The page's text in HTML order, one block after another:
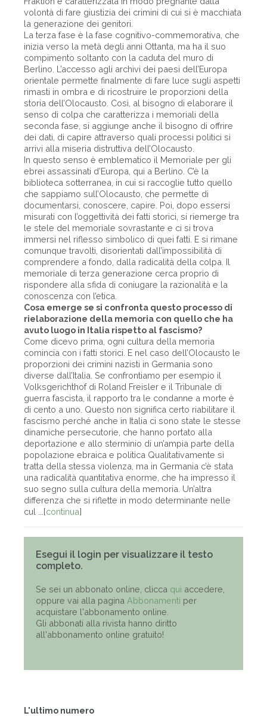
L'ultimo numero
volontà di fare giustizia dei crimini di cui si è macchiata
la generazione dei genitori.
La terza fase è la fase cognitivo-commemorativa, che
inizia verso la metà degli anni Ottanta, ma ha il suo
compimento soltanto con la caduta del muro di
Berlino. L’accesso agli archivi dei paesi dell’Europa
orientale permette finalmente di fare luce sugli aspetti
rimasti in ombra e di ricostruire le proporzioni della
storia dell’Olocausto. Così, al bisogno di elaborare il
senso di colpa che caratterizza i memoriali della
seconda fase, si aggiunge anche il bisogno di offrire
dei dati, di capire attraverso quali processi politici si
arrivi alla miseria distruttiva dell’Olocausto.
In questo senso è emblematico il Memoriale per gli
ebrei assassinati d’Europa, qui a Berlino. C’è la
biblioteca sotterranea, in cui si raccoglie tutto quello
che sappiamo sull’Olocausto, che permette di
documentarsi, conoscere, capire. Poi, dopo essersi
misurati con l’oggettività dei fatti storici, si riemerge tra
le stele del memoriale sovrastante e ci si trova
immersi nel riflesso simbolico di quei fatti. E si rimane
comunque travolti, disorientati dall’impossibilità di
comprendere a fondo, dalla radicalità della colpa. Il
memoriale di terza generazione cerca proprio di
rispondere alla sfida di coniugare la razionalità e la
conoscenza con l’etica.
Cosa emerge se si confronta questo processo di
rielaborazione della memoria con quello che ha
avuto luogo in Italia rispetto al fascismo?
Come dicevo prima, ogni cultura della memoria
comincia con i fatti storici. E nel caso dell’Olocausto le
proporzioni dei crimini nazisti in Germania sono
diverse dall’Italia. Se confrontiamo per esempio il
Volksgerichthof di Roland Freisler e il Tribunale di
guerra fascista, il rapporto tra le condanne a morte è
di cento a uno. Questo non significa certo riabilitare il
fascismo perché anche in Italia ci sono state le stesse
dinamiche persecutorie, che hanno portato alla
deportazione e allo sterminio di un’ampia parte della
popolazione ebraica e politica Qualitativamente si
tratta della stessa violenza, ma in Germania c’è stata
una radicalità quantitativa enorme, che ha impresso il
suo segno sulla cultura della memoria. Un’altra
differenza che si riflette in modo determinante nelle
cul ...[continua]
Esegui il login per visualizzare il testo
completo.
Se sei un abbonato online, clicca qui accedere,
oppure vai alla pagina Abbonamenti per
acquistare l'abbonamento online.
Gli abbonati alla rivista hanno diritto
all'abbonamento online gratuito!